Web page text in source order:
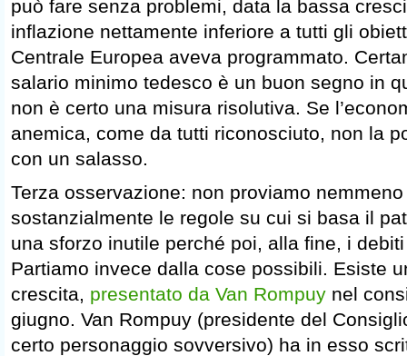
può fare senza problemi, data la bassa
inflazione nettamente inferiore a tutti gli
Centrale Europea aveva programmato.
salario minimo tedesco è un buon segno in
non è certo una misura risolutiva. Se
anemica, come da tutti riconosciuto, non la
con un salasso.
Terza osservazione: non proviamo
sostanzialmente le regole su cui si basa il
una sforzo inutile perché poi, alla fine, i
Partiamo invece dalla cose possibili. Esiste
crescita, presentato da Van Rompuy nel
giugno. Van Rompuy (presidente del
certo personaggio sovversivo) ha in esso